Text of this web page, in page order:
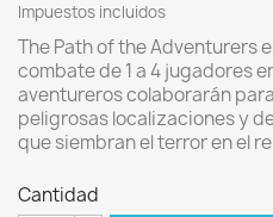
Impuestos incluidos
The Path of the Adventurers
combate de 1 a 4 jugadores
aventureros colaborarán
peligrosas localizaciones y
que siembran el terror en el
Cantidad